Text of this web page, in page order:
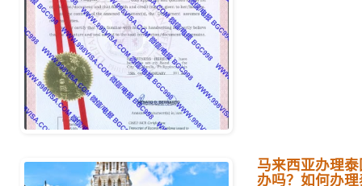
马来西亚办理
办吗？如何办